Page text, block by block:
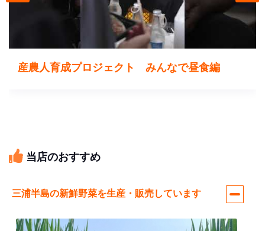
産農人育成プロジェクト みんなで昼食編
当店のおすすめ
三浦半島の新鮮野菜を生産・販売しています